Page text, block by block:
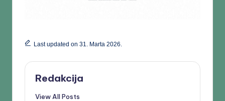
Last updated on 31. Marta 2026.
Redakcija
View All Posts